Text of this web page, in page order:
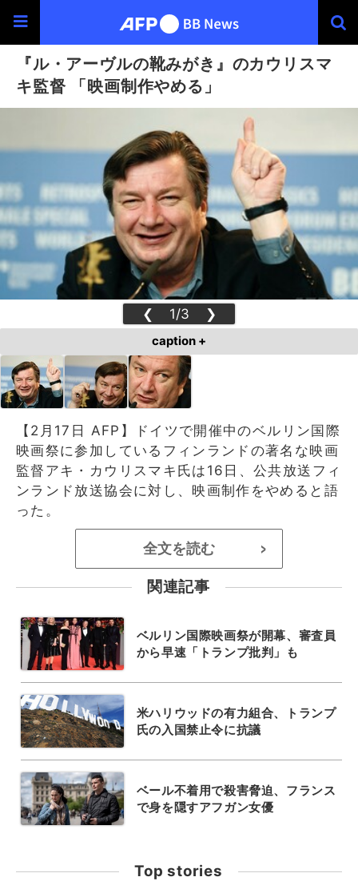
『ル・アーヴルの靴みがき』のカウリスマ
キ監督 「映画制作やめる」
❮ 1/3 ❯
caption +
【2月17日 AFP】ドイツで開催中のベルリン国際
映画祭に参加しているフィンランドの著名な映画
監督アキ・カウリスマキ氏は16日、公共放送フィ
ンランド放送協会に対し、映画制作をやめると語
った。
全文を読む >
関連記事
ベルリン国際映画祭が開幕、審査員
から早速「トランプ批判」も
米ハリウッドの有力組合、トランプ
氏の入国禁止令に抗議
ベール不着用で殺害脅迫、フランス
で身を隠すアフガン女優
Top stories